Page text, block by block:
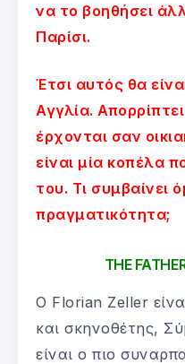
να το βοηθήσει
Παρίσι.
Έτσι αυτός θα
Αγγλία.
έρχονται σαν
είναι μία κοπέλα
του. Τι συμβαίνει
πραγματικότητα;
THE
Ο Florian Zeller
και σκηνοθέτης,
είναι ο πιο